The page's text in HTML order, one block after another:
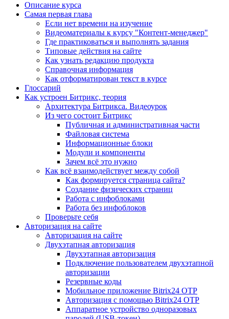
Описание курса
Самая первая глава
Если нет времени на изучение
Видеоматериалы к курсу "Контент-менеджер"
Где практиковаться и выполнять задания
Типовые действия на сайте
Как узнать редакцию продукта
Справочная информация
Как отформатирован текст в курсе
Глоссарий
Как устроен Битрикс, теория
Архитектура Битрикса. Видеоурок
Из чего состоит Битрикс
Публичная и административная части
Файловая система
Информационные блоки
Модули и компоненты
Зачем всё это нужно
Как всё взаимодействует между собой
Как формируется страница сайта?
Создание физических страниц
Работа с инфоблоками
Работа без инфоблоков
Проверьте себя
Авторизация на сайте
Авторизация на сайте
Двухэтапная авторизация
Двухэтапная авторизация
Подключение пользователем двухэтапной
авторизации
Резервные коды
Мобильное приложение Bitrix24 OTP
Авторизация с помощью Bitrix24 OTP
Аппаратное устройство одноразовых